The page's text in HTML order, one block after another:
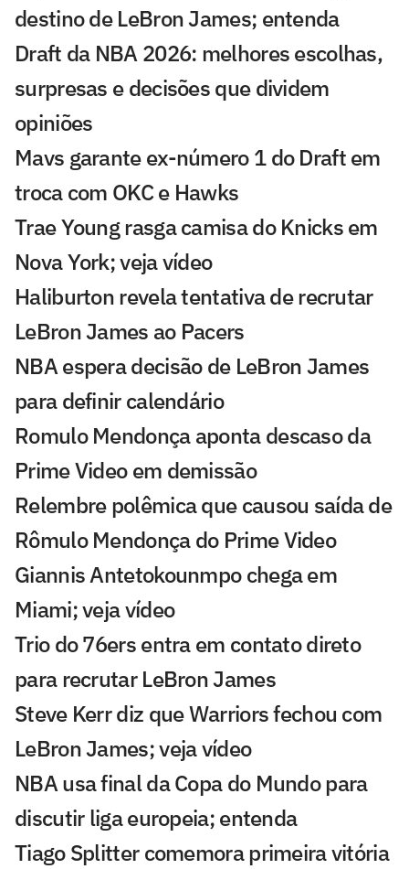
destino de LeBron James; entenda
Draft da NBA 2026: melhores escolhas,
surpresas e decisões que dividem
opiniões
Mavs garante ex-número 1 do Draft em
troca com OKC e Hawks
Trae Young rasga camisa do Knicks em
Nova York; veja vídeo
Haliburton revela tentativa de recrutar
LeBron James ao Pacers
NBA espera decisão de LeBron James
para definir calendário
Romulo Mendonça aponta descaso da
Prime Video em demissão
Relembre polêmica que causou saída de
Rômulo Mendonça do Prime Video
Giannis Antetokounmpo chega em
Miami; veja vídeo
Trio do 76ers entra em contato direto
para recrutar LeBron James
Steve Kerr diz que Warriors fechou com
LeBron James; veja vídeo
NBA usa final da Copa do Mundo para
discutir liga europeia; entenda
Tiago Splitter comemora primeira vitória